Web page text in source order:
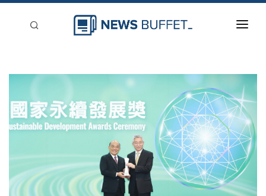
新聞稿分類
登入
刊登